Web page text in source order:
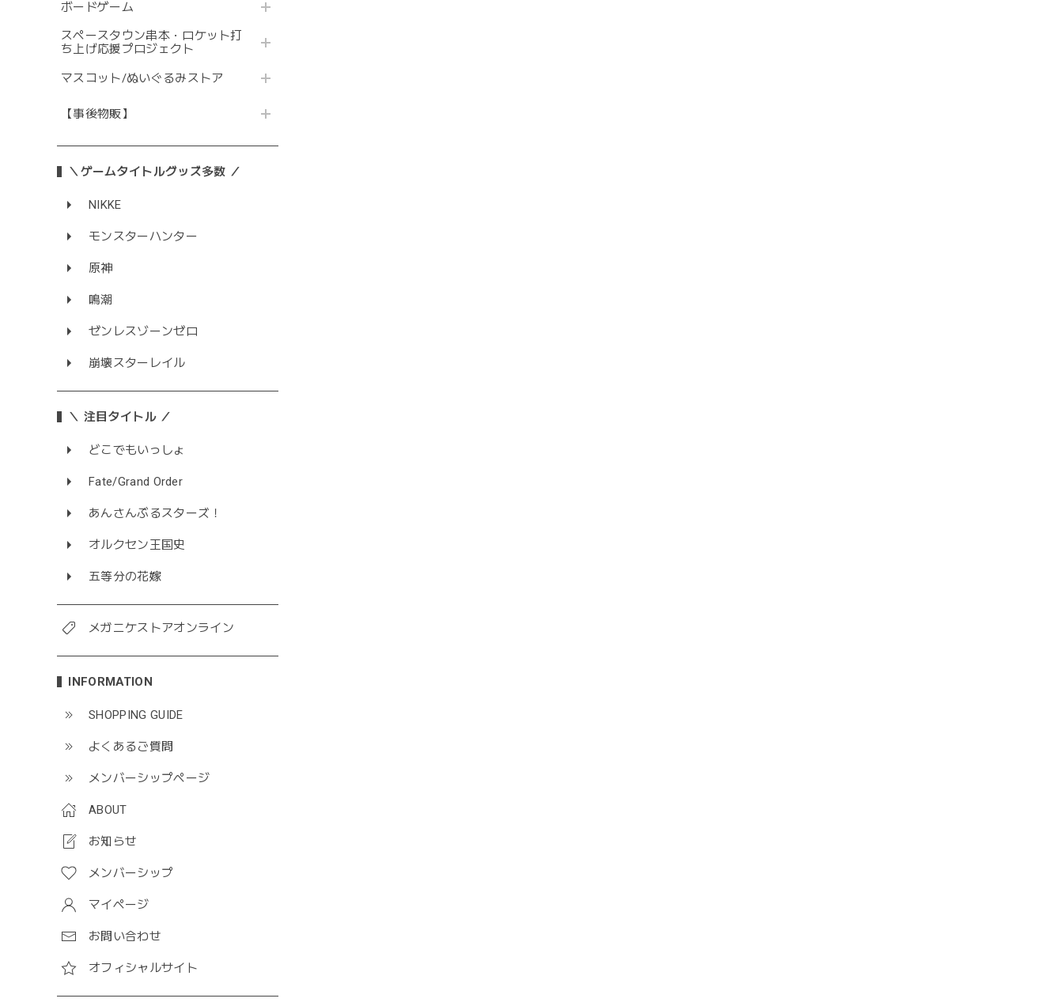
ボードゲーム
スペースタウン串本・ロケット打
ち上げ応援プロジェクト
マスコット/ぬいぐるみストア
【事後物販】
＼ゲームタイトルグッズ多数 ／
NIKKE
モンスターハンター
原神
鳴潮
ゼンレスゾーンゼロ
崩壊スターレイル
＼ 注目タイトル ／
どこでもいっしょ
Fate/Grand Order
あんさんぶるスターズ！
オルクセン王国史
五等分の花嫁
メガニケストアオンライン
INFORMATION
SHOPPING GUIDE
よくあるご質問
メンバーシップページ
ABOUT
お知らせ
メンバーシップ
マイページ
お問い合わせ
オフィシャルサイト